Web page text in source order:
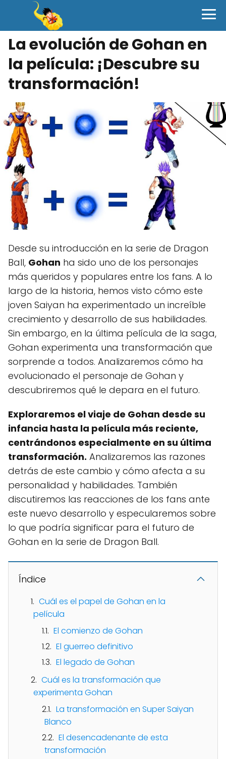
La evolución de Gohan en
la película: ¡Descubre su
transformación!
Desde su introducción en la serie de Dragon
Ball, Gohan ha sido uno de los personajes
más queridos y populares entre los fans. A lo
largo de la historia, hemos visto cómo este
joven Saiyan ha experimentado un increíble
crecimiento y desarrollo de sus habilidades.
Sin embargo, en la última película de la saga,
Gohan experimenta una transformación que
sorprende a todos. Analizaremos cómo ha
evolucionado el personaje de Gohan y
descubriremos qué le depara en el futuro.
Exploraremos el viaje de Gohan desde su
infancia hasta la película más reciente,
centrándonos especialmente en su última
transformación. Analizaremos las razones
detrás de este cambio y cómo afecta a su
personalidad y habilidades. También
discutiremos las reacciones de los fans ante
este nuevo desarrollo y especularemos sobre
lo que podría significar para el futuro de
Gohan en la serie de Dragon Ball.
Índice
Cuál es el papel de Gohan en la
película
El comienzo de Gohan
El guerreo definitivo
El legado de Gohan
Cuál es la transformación que
experimenta Gohan
La transformación en Super Saiyan
Blanco
El desencadenante de esta
transformación